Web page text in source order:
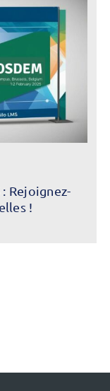
Rejoignez-
!